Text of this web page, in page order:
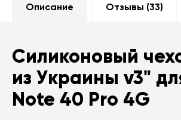
Описание Отзывы (33)
Силиконовый
из Украины v3"
Note 40 Pro 4G